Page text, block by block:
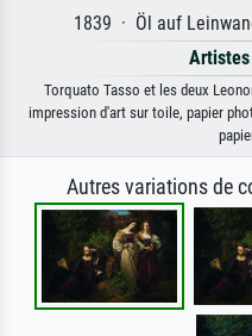
1839 · Öl auf
Artistes
Torquato Tasso et les deux
impression d'art sur toile, papier
Autres variations de